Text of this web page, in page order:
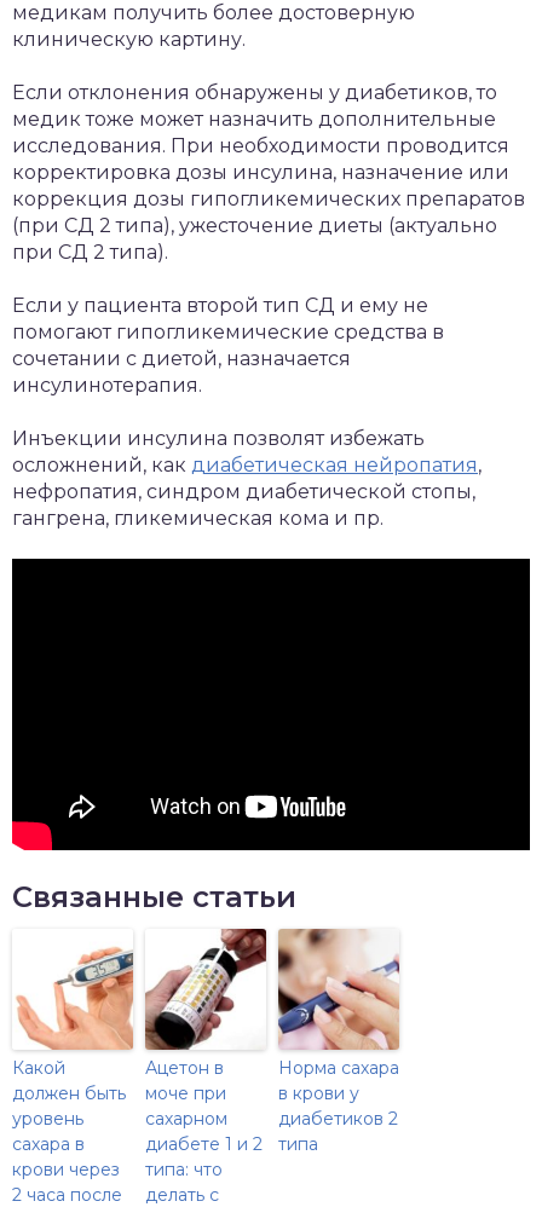
медикам получить более достоверную
клиническую картину.
Если отклонения обнаружены у диабетиков, то
медик тоже может назначить дополнительные
исследования. При необходимости проводится
корректировка дозы инсулина, назначение или
коррекция дозы гипогликемических препаратов
(при СД 2 типа), ужесточение диеты (актуально
при СД 2 типа).
Если у пациента второй тип СД и ему не
помогают гипогликемические средства в
сочетании с диетой, назначается
инсулинотерапия.
Инъекции инсулина позволят избежать
осложнений, как диабетическая нейропатия,
нефропатия, синдром диабетической стопы,
гангрена, гликемическая кома и пр.
Связанные статьи
Какой
должен быть
уровень
сахара в
крови через
2 часа после
Ацетон в
моче при
сахарном
диабете 1 и 2
типа: что
делать с
Норма сахара
в крови у
диабетиков 2
типа